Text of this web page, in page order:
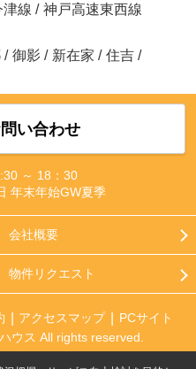
津線 / 神戸高速東西線
/ 御影 / 新在家 / 住吉 /
い合わせ
～ 18：30
年末年始GW夏季
会社概要
物件リクエスト
アクセスマップ
PCサイト
ウス All rights reserved.